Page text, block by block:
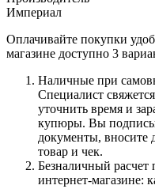
Империал
Оплачивайте покупки
магазине доступно 3
Наличные при
Специалист
уточнить время и
купюры. Вы
документы, вносите
товар и чек.
Безналичный
интернет-магазине: